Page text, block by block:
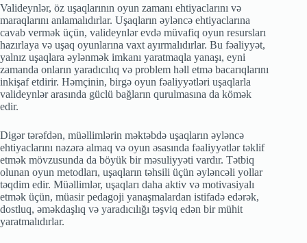
Valideynlər, öz uşaqlarının oyun zamanı ehtiyaclarını və
maraqlarını anlamalıdırlar. Uşaqların əyləncə ehtiyaclarına
cavab vermək üçün, valideynlər evdə müvafiq oyun resursları
hazırlaya və uşaq oyunlarına vaxt ayırmalıdırlar. Bu fəaliyyət,
yalnız uşaqlara əylənmək imkanı yaratmaqla yanaşı, eyni
zamanda onların yaradıcılıq və problem həll etmə bacarıqlarını
inkişaf etdirir. Həmçinin, birgə oyun fəaliyyətləri uşaqlarla
valideynlər arasında güclü bağların qurulmasına da kömək
edir.
Digər tərəfdən, müəllimlərin məktəbdə uşaqların əyləncə
ehtiyaclarını nəzərə almaq və oyun əsasında fəaliyyətlər təklif
etmək mövzusunda da böyük bir məsuliyyəti vardır. Tətbiq
olunan oyun metodları, uşaqların təhsili üçün əyləncəli yollar
təqdim edir. Müəllimlər, uşaqları daha aktiv və motivasiyalı
etmək üçün, müasir pedagoji yanaşmalardan istifadə edərək,
dostluq, əməkdaşlıq və yaradıcılığı təşviq edən bir mühit
yaratmalıdırlar.